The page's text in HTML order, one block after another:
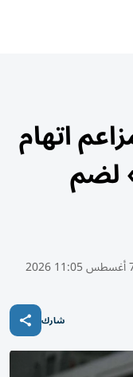
اتهام
لضم
2026
شارك